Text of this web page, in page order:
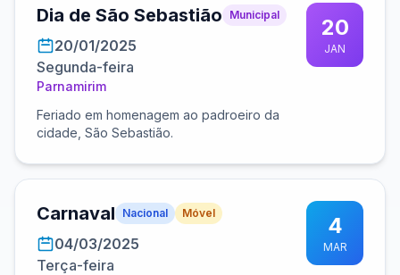
Dia de São Sebastião Municipal
20/01/2025
Segunda-feira
Parnamirim
Feriado em homenagem ao padroeiro da
cidade, São Sebastião.
20
JAN
Carnaval Nacional Móvel
04/03/2025
Terça-feira
4
MAR